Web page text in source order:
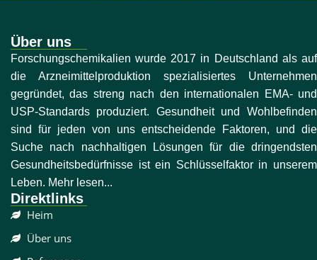
Über uns
Forschungschemikalien wurde 2017 in Deutschland als auf
die Arzneimittelproduktion spezialisiertes Unternehmen
gegründet, das streng nach den internationalen EMA- und
USP-Standards produziert. Gesundheit und Wohlbefinden
sind für jeden von uns entscheidende Faktoren, und die
Suche nach nachhaltigen Lösungen für die dringendsten
Gesundheitsbedürfnisse ist ein Schlüsselfaktor in unserem
Leben. Mehr lesen...
Direktlinks
Heim
Über uns